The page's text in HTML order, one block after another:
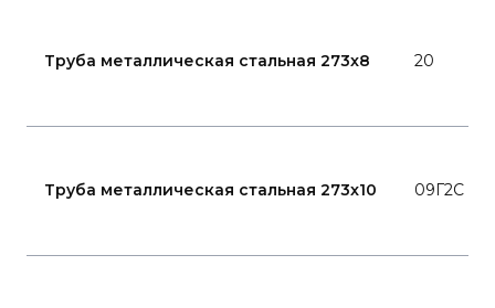
Труба металлическая стальная 273x8 20
Труба металлическая стальная 273x10 09Г2С